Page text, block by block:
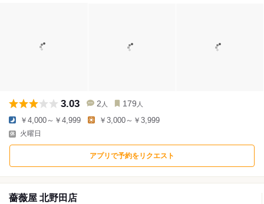
3.03 2 人 179 人
￥4,000～￥4,999 ￥3,000～￥3,999
火曜日
アプリで予約をリクエスト
薔薇屋 北野田店